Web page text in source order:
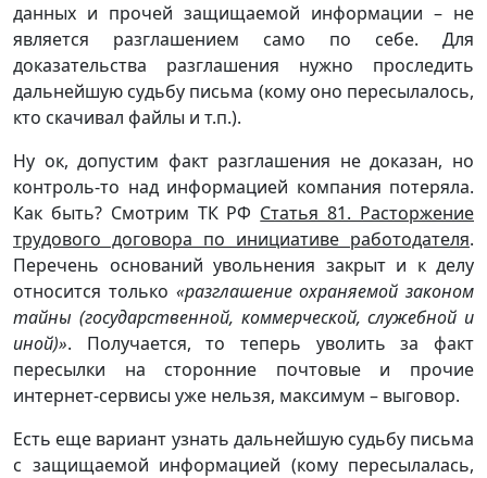
данных и прочей защищаемой информации – не
является разглашением само по себе. Для
доказательства разглашения нужно проследить
дальнейшую судьбу письма (кому оно пересылалось,
кто скачивал файлы и т.п.).
Ну ок, допустим факт разглашения не доказан, но
контроль-то над информацией компания потеряла.
Как быть? Смотрим ТК РФ Статья 81. Расторжение
трудового договора по инициативе работодателя.
Перечень оснований увольнения закрыт и к делу
относится только «разглашение охраняемой законом
тайны (государственной, коммерческой, служебной и
иной)». Получается, то теперь уволить за факт
пересылки на сторонние почтовые и прочие
интернет-сервисы уже нельзя, максимум – выговор.
Есть еще вариант узнать дальнейшую судьбу письма
с защищаемой информацией (кому пересылалась,